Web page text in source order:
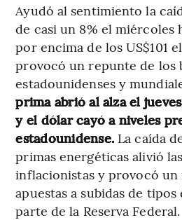
Ayudó al sentimiento la
de casi un 8% el miércoles
por encima de los US$101
provocó un repunte de los
estadounidenses y
prima abrió al alza el
y el dólar cayó a niveles
estadounidense. La caída
primas energéticas alivió
inflacionistas y provocó un
apuestas a subidas de
parte de la Reserva Federal.